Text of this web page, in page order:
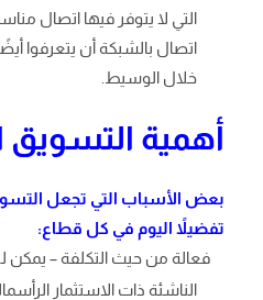
التي لا يتوفر فيها اتصال
اتصال بالشبكة أن يتعرفوا
خلال الوسيط.
أهمية التسويق
بعض الأسباب التي تجعل
تفضيلاً اليوم في كل قطاع:
فعالة من حيث التكلفة – يمكن
الناشئة ذات الاستثمار